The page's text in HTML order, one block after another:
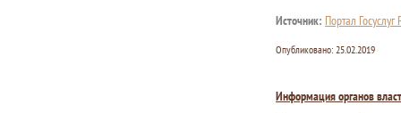
Источник: Портал Госуслуг
Опубликовано: 25.02.2019
Информация органов